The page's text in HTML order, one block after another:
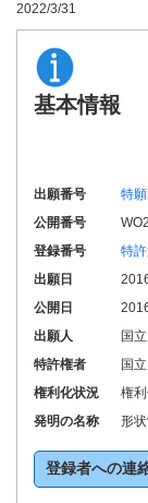
2022/3/31
基本情報
出願番号
特
公開番号
登録番号
特
出願日
公開日
出願人
国
特許権者
国
権利化状況
権
発明の名称
形
登録者への連